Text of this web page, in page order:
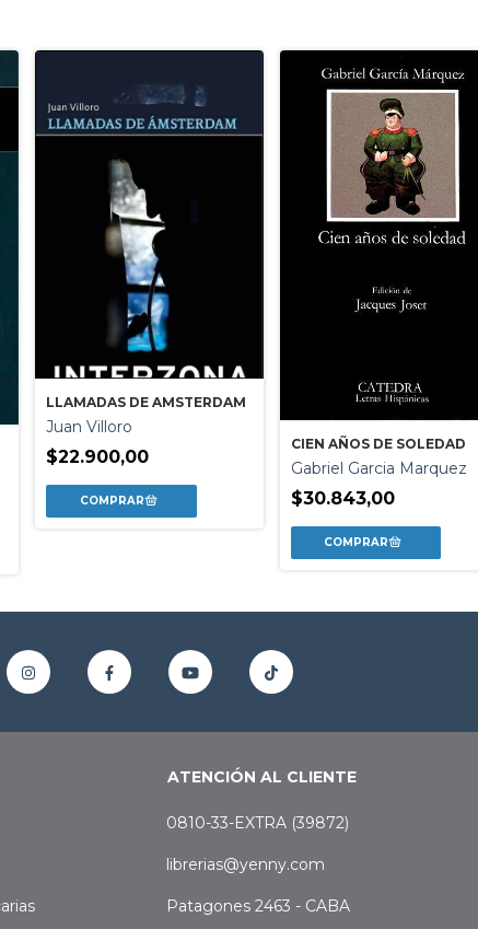
LLAMADAS DE AMSTERDAM
Juan Villoro
$22.900,00
CIEN AÑOS DE SOLEDAD
Gabriel Garcia Marquez
$30.843,00
ATENCIÓN AL CLIENTE
0810-33-EXTRA (39872)
librerias@yenny.com
Patagones 2463 - CABA